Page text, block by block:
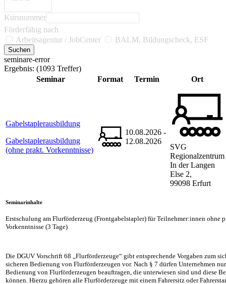
Kursnummer
Förderfähig nach
Arbeitsagentur / JobCenter
BALM, Bildungscheck, ESF
seminare-error
Ergebnis: (1093 Treffer)
Seminar
Format Termin Ort
Gabelstaplerausbildung
Gabelstaplerausbildung
(ohne prakt. Vorkenntnisse)
10.08.2026 -
12.08.2026
SVG
Regionalzentrum
In der Langen
Else 2,
99098 Erfurt
Seminarinhalte
Erstschulung am Flurförderzeug (Frontgabelstapler) für Teilnehmer:innen ohne
Vorkenntnisse (3 Tage)
Die DGUV Vorschrift 68 „Flurförderzeuge“ gibt entsprechende Vorgaben zum
sicheren Bedienung von Flurförderzeugen vor. Nach § 7 dürfen Unternehmen
Bedienung von Flurförderzeugen beauftragen, die unterwiesen sind und diese
können. Hierzu gehören alle Flurförderzeuge mit einem Fahrersitz oder